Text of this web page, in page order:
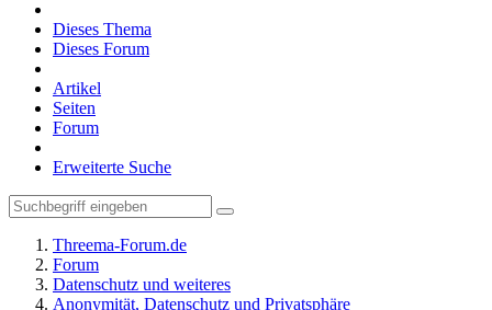
Dieses Thema
Dieses Forum
Artikel
Seiten
Forum
Erweiterte Suche
Threema-Forum.de
Forum
Datenschutz und weiteres
Anonymität, Datenschutz und Privatsphäre